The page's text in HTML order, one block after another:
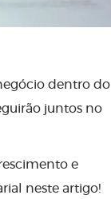
dentro do
juntos no
e
neste artigo!